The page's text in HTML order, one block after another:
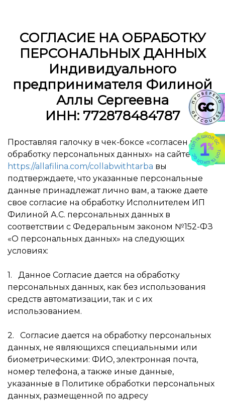
СОГЛАСИЕ НА ОБРАБОТКУ
ПЕРСОНАЛЬНЫХ ДАННЫХ
Индивидуального
предпринимателя Филиной
Аллы Сергеевна
ИНН: 772878484787
Проставляя галочку в чек-боксе «согласен на
обработку персональных данных» на сайте
https://allafilina.com/collabwithtarba вы
подтверждаете, что указанные персональные
данные принадлежат лично вам, а также даете
свое согласие на обработку Исполнителем ИП
Филиной А.С. персональных данных в
соответствии с Федеральным законом №152-ФЗ
«О персональных данных» на следующих
условиях:
1. Данное Согласие дается на обработку
персональных данных, как без использования
средств автоматизации, так и с их
использованием.
2. Согласие дается на обработку персональных
данных, не являющихся специальными или
биометрическими: ФИО, электронная почта,
номер телефона, а также иные данные,
указанные в Политике обработки персональных
данных, размещенной по адресу